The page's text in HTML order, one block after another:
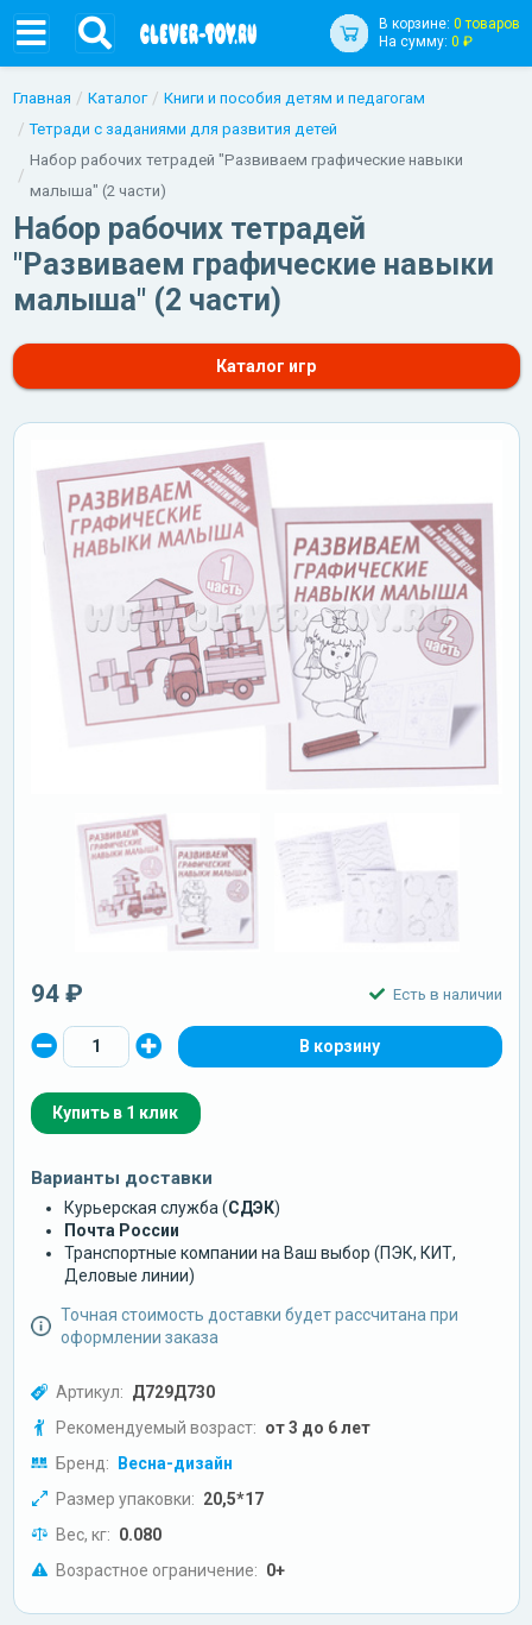
В корзине: 0 товаров
На сумму: 0 ₽
Главная Каталог
Книги и пособия детям и педагогам
Тетради с заданиями для развития детей
Набор рабочих тетрадей "Развиваем графические навыки
малыша" (2 части)
Набор рабочих тетрадей
"Развиваем графические навыки
малыша" (2 части)
Каталог игр
94 ₽ Есть в наличии
Купить в 1 клик
Варианты доставки
Курьерская служба (СДЭК)
Почта России
Транспортные компании на Ваш выбор (ПЭК, КИТ,
Деловые линии)
Точная стоимость доставки будет рассчитана при
оформлении заказа
Артикул: Д729Д730
Рекомендуемый возраст: от 3 до 6 лет
Бренд: Весна-дизайн
Размер упаковки: 20,5*17
Вес, кг: 0.080
Возрастное ограничение: 0+